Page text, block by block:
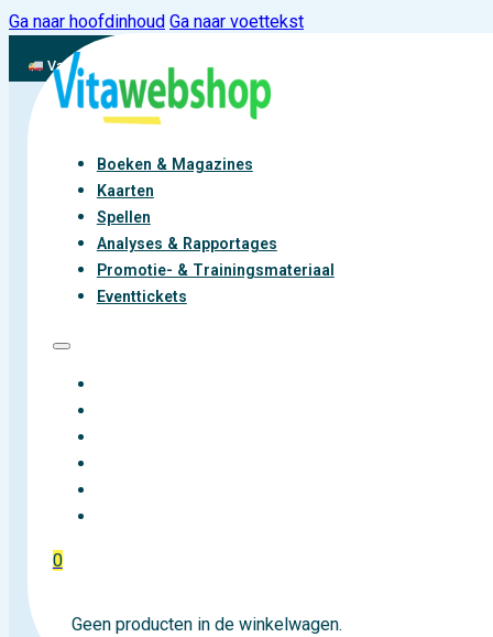
Ga naar hoofdinhoud Ga naar voettekst
Vandaag besteld, binnen 2-3 werkdagen aan de slag met vitaliteit
Boeken & Magazines
Kaarten
Spellen
Analyses & Rapportages
Promotie- & Trainingsmateriaal
Eventtickets
0
Geen producten in de winkelwagen.